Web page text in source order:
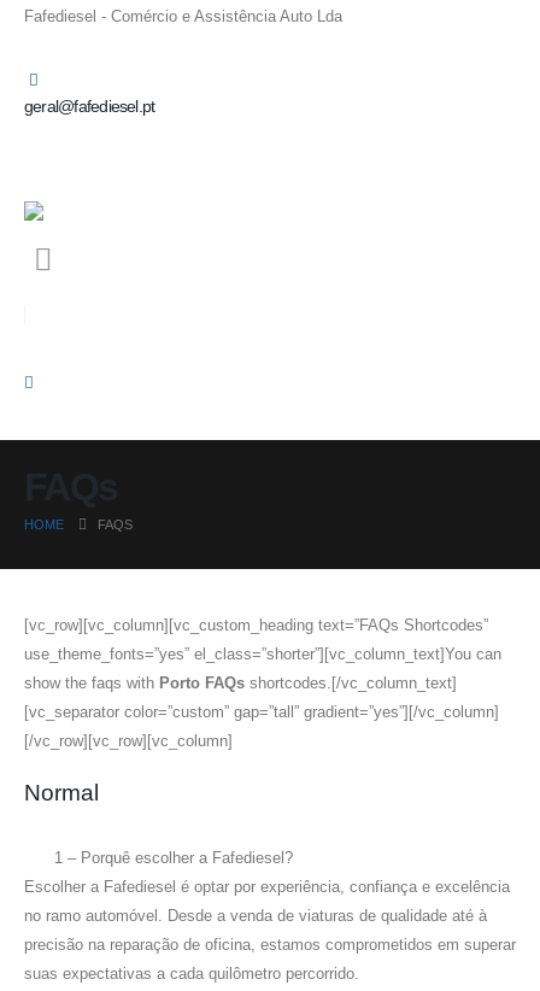
Fafediesel - Comércio e Assistência Auto Lda
geral@fafediesel.pt
HOME FAQS
[vc_row][vc_column][vc_custom_heading text=”FAQs Shortcodes”
use_theme_fonts=”yes” el_class=”shorter”][vc_column_text]You can
show the faqs with Porto FAQs shortcodes.[/vc_column_text]
[vc_separator color=”custom” gap=”tall” gradient=”yes”][/vc_column]
[/vc_row][vc_row][vc_column]
Normal
1 – Porquê escolher a Fafediesel?
Escolher a Fafediesel é optar por experiência, confiança e excelência
no ramo automóvel. Desde a venda de viaturas de qualidade até à
precisão na reparação de oficina, estamos comprometidos em superar
suas expectativas a cada quilômetro percorrido.